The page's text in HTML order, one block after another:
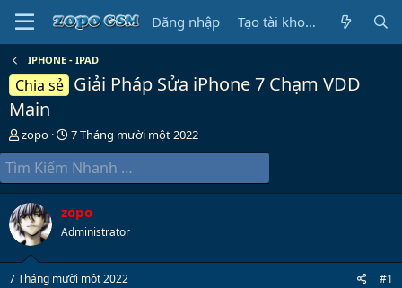
Đăng nhập Tạo tài khoản
IPHONE - IPAD
Chia sẻ Giải Pháp Sửa iPhone 7 Chạm VDD
Main
B
ắ
t
đ
ầ
u
zopo
N
g
à
y
b
ắ
t
ầ
u
7 Tháng mười một 2022
zopo
Administrator
7 Tháng mười một 2022 #1